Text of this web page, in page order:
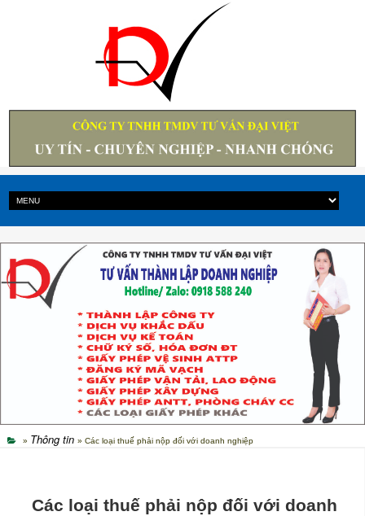
» Thông tin » Các loại thuế phải nộp đối với doanh nghiệp
Các loại thuế phải nộp đối với doanh